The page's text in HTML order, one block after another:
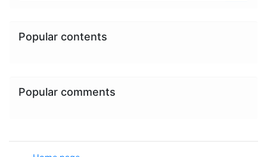
Popular contents
Popular comments